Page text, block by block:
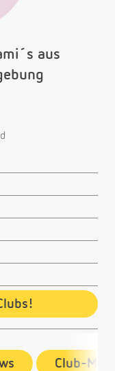
aus
Club-